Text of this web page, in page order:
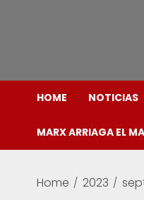
HOME NOTICIAS
MARX ARRIAGA EL
Home 2023